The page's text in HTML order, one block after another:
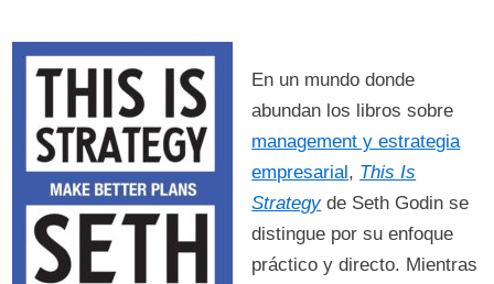
En un mundo donde
abundan los libros sobre
management y estrategia
empresarial, This Is
Strategyde Seth Godin se
distingue por su enfoque
práctico y directo. Mientras